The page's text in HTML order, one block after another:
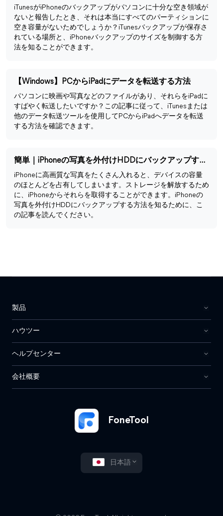
iTunesがiPhoneのバックアップがパソコンに十分な空き領域が
ないと報告したとき、それは本当にすべてのパーティションに
空き容量がないためでしょうか？iTunesバックアップが保存さ
れている場所と、iPhoneバックアップのサイズを制御する方
法を知ることができます。
【Windows】PCからiPadにデータを転送する方法
パソコンに映画や写真などのファイルがあり、それらをiPadに
すばやく転送したいですか？この記事に従って、iTunesまたは
他のデータ転送ツールを使用してPCからiPadへデータを転送
する方法を確認できます。
簡単｜iPhoneの写真を外付けHDDにバックアップする方法
iPhoneに高画質な写真をたくさん入れると、デバイスの容量
のほとんどを占有してしまいます。ストレージを解放するため
に、iPhoneからそれらを取得することができます。iPhoneの
写真を外付けHDDにバックアップする方法を知るために、こ
の記事を読んでください。
FoneTool
日本語
製品
ハウツー
ヘルプセンター
会社概要